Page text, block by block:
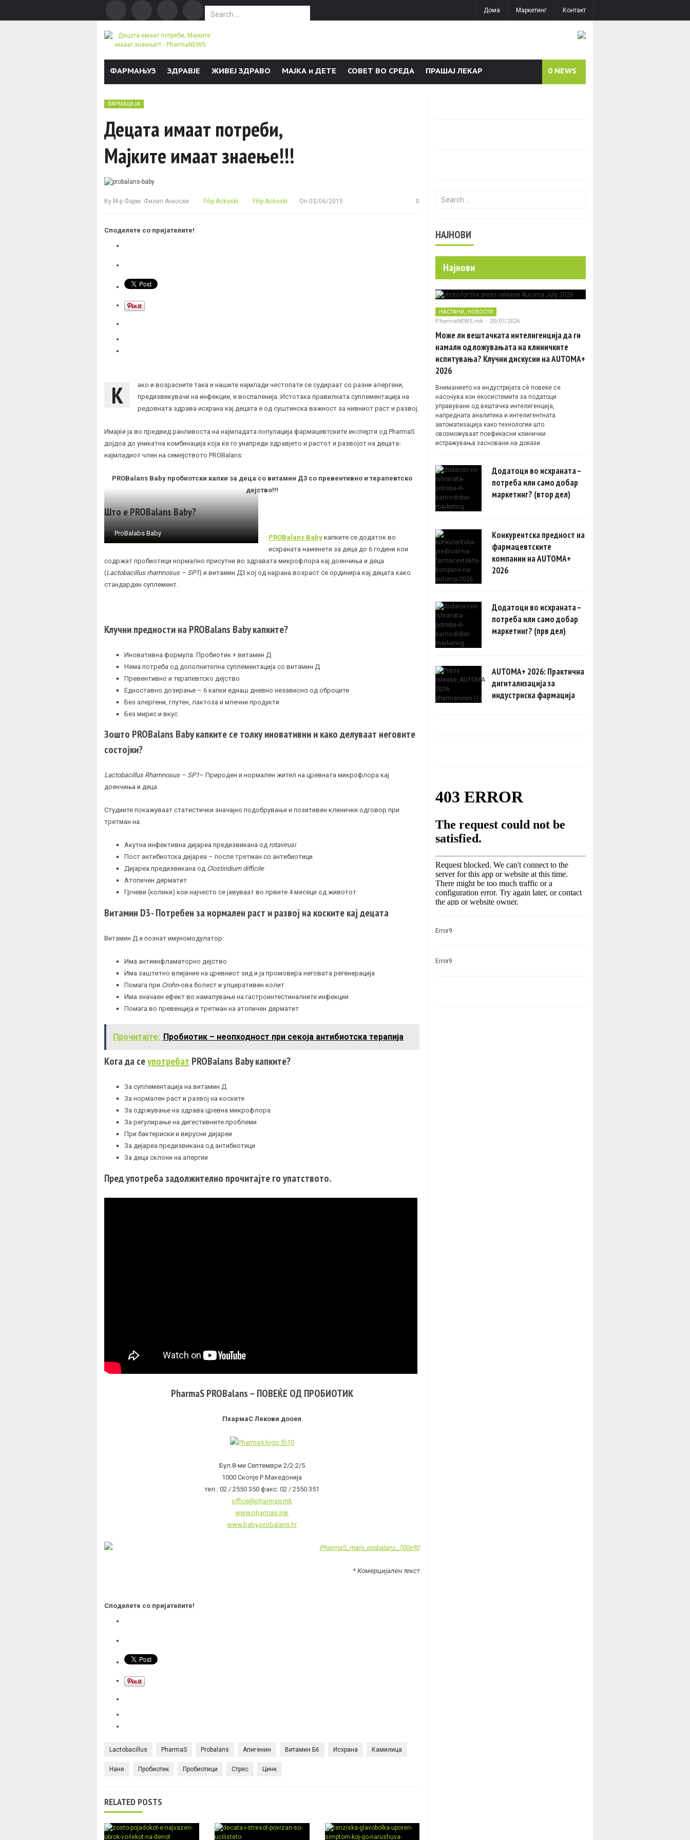
Search for:
Дома Маркетинг Контакт
ФАРМАЊУЗ ЗДРАВЈЕ ЖИВЕЈ ЗДРАВО МАЈКА и ДЕТЕ СОВЕТ ВО СРЕДА ПРАШАЈ ЛЕКАР 0 NEWS
ФАРМАЦИЈА
Децата имаат потреби,
Mајките имаат знаење!!!
By М-р Фарм. Филип Ачкоски Filip Ackoski Filip Ackoski On 03/06/2015 0
Споделете со пријателите!
К
ако и возрасните така и нашите најмлади честопати се судираат со разни алергени,
предизвикувачи на инфекции, и воспаленија. Истотака правилната суплементација на
редовната здрава исхрана кај децата е од суштинска важност за нивниот раст и развој.
Имајќи ја во предвид ранливоста на најмладата популација фармацевтските експерти од PharmaS
дојдоа до уникатна комбинација која ќе го унапреди здравјето и растот и развојот на децата-
најмладиот член на семејството PROBalans:
PROBalans Baby пробиотски капки за деца со витамин Д3 со превентивно и терапевтско
дејство!!!
Што е PROBalans Baby?
ProBalabs Baby
PROBalans Babyкапките се додаток во
исхраната наменети за деца до 6 години кои
содржат пробиотици нормално присутни во здравата микрофлора кај доенчиња и деца
(Lactobacillus rhamnosus – SP1) и витамин Д3 кој од најрана возраст се ординира кај децата како
стандарден суплемент.
Клучни предности на PROBalans Baby капките?
Иновативна формула: Пробиотик + витамин Д
Нема потреба од дополнителна суплементација со витамин Д
Превентивно и терапевтско дејство
Едноставно дозирање – 6 капки еднаш дневно независно од оброците
Без алергени, глутен, лактоза и млечни продукти
Без мирис и вкус
Зошто PROBalans Baby капките се толку иновативни и како делуваат неговите
состојки?
Lactobacillus Rhamnosus – SP1– Природен и нормален жител на цревната микрофлора кај
доенчиња и деца.
Студиите покажуваат статистички значајно подобрување и позитивен клинички одговор при
третман на:
Акутна инфективна дијареа предизвикана од rotavirusi
Пост антибиотска дијареа – после третман со антибиотици
Дијареа предизвикана од Clostiridium difficile
Атопичен дерматит
Грчеви (колики) кои најчесто се јавуваат во првите 4 месеци од животот
Витамин D3- Потребен за нормален раст и развој на коските кај децата
Витамин Д е познат имуномодулатор:
Има антиинфламаторно дејство
Има заштитно влијание на цревниот зид и ја промовира неговата регенерација
Помага при Crohn-ова болест и улцеративен колит
Има значаен ефект во намалување на гастроинтестиналните инфекции
Помага во превенција и третман на атопичен дерматит
Прочитајте: Пробиотик – неопходност при секоја антибиотска терапија
Кога да сеупотребат PROBalans Baby капките?
За суплементација на витамин Д
За нормален раст и развој на коските
За одржување на здрава цревна микрофлора
За регулирање на дигестивните проблеми
При бактериски и вирусни дијареи
За дијареа предизвикана од антибиотици
За деца склони на алергии
Пред употреба задолжително прочитајте го упатството.
PharmaS PROBalans – ПОВЕЌЕ ОД ПРОБИОТИК
ПхармаС Лекови дооел
Бул.8-ми Септември 2/2-2/5
1000 Скопје Р.Македонија
тел.: 02 / 2550 350 факс: 02 / 2550 351
office@pharmas.mk
www.pharmas.mk
www.baby.probalans.hr
* Комерцијален текст
Споделете со пријателите!
Lactobacillus PharmaS Probalans Апигенин Витамин Б6 Исхрана Камилица
Нане Пробиотик Пробиотици Стрес Цинк
RELATED POSTS
Search for:
НАЈНОВИ
Најнови
НАСТАНИ , НОВОСТИ
PharmaNEWS.mk - 20/07/2026
Може ли вештачката интелигенција да ги
намали одложувањата на клиничките
испитувања? Клучни дискусии на AUTOMA+
2026
Вниманието на индустријата сè повеќе се
насочува кон екосистемите за податоци
управувани од вештачка интелигенција,
напредната аналитика и интелигентната
автоматизација како технологии што
овозможуваат поефикасни клинички
истражувања засновани на докази.
Додатоци во исхраната –
потреба или само добар
маркетинг? (втор дел)
Конкурентска предност на
фармацевтските
компании на AUTOMA+
2026
Додатоци во исхраната –
потреба или само добар
маркетинг? (прв дел)
AUTOMA+ 2026: Практична
дигитализација за
индустриска фармација
Error9
Error9